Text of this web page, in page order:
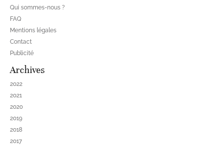
Qui sommes-nous ?
FAQ
Mentions légales
Contact
Publicité
Archives
2022
2021
2020
2019
2018
2017